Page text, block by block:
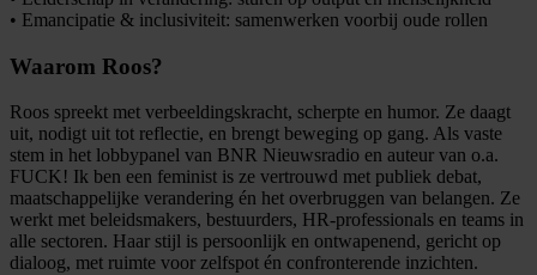
• Emancipatie & inclusiviteit: samenwerken voorbij oude rollen
Waarom Roos?
Roos spreekt met verbeeldingskracht, scherpte en humor. Ze daagt
uit, nodigt uit tot reflectie, en brengt beweging op gang. Als vaste
stem in het lobbypanel van BNR Nieuwsradio en auteur van o.a.
FUCK! Ik ben een feminist is ze vertrouwd met publiek debat,
maatschappelijke verandering én het overbruggen van belangen. Ze
werkt met beleidsmakers, bestuurders, HR-professionals en teams in
alle sectoren. Haar stijl is persoonlijk en ontwapenend, gericht op
dialoog, met ruimte voor zelfspot én confronterende inzichten.